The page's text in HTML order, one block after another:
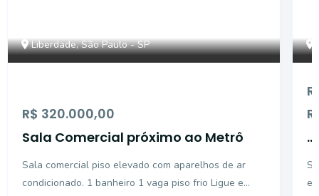
Liberdade, São Paulo - SP
R$ 320.000,00
Sala Comercial próximo ao Metrô
Sala comercial piso elevado com aparelhos de ar
condicionado. 1 banheiro 1 vaga piso frio Ligue e
...